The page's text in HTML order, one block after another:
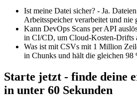
Ist meine Datei sicher? - Ja.
Arbeitsspeicher verarbeitet und nie
Kann DevOps Scans per API
in CI/CD, um Cloud-Kosten-Drifts
Was ist mit CSVs mit 1 Million
in Chunks und hält die gleichen 98
Starte jetzt - finde deine
in unter 60 Sekunden